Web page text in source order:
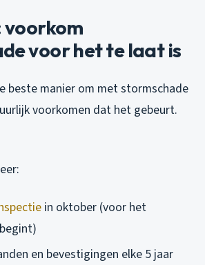
voorkom
voor het te laat is
beste manier om met stormschade
voorkomen dat het gebeurt.
in oktober (voor het
en bevestigingen elke 5 jaar